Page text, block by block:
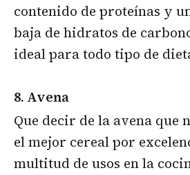
contenido de proteínas y
baja de hidratos de
ideal para todo tipo de
8. Avena
Que decir de la avena que
el mejor cereal por
multitud de usos en la